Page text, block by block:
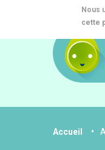
Nous
cette
You
Accueil